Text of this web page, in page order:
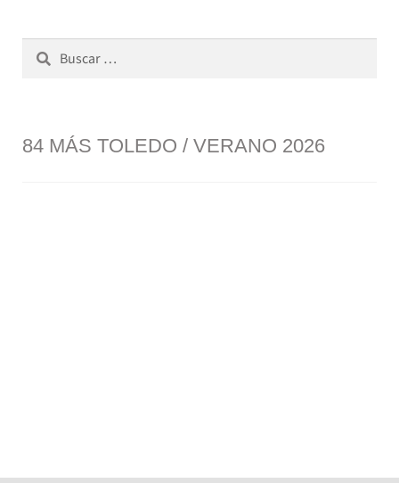
Buscar:
84 MÁS TOLEDO / VERANO 2026